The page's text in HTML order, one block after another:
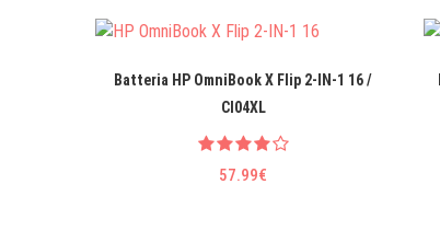
Batteria HP OmniBook X Flip 2-IN-1 16 /
CI04XL
57.99€